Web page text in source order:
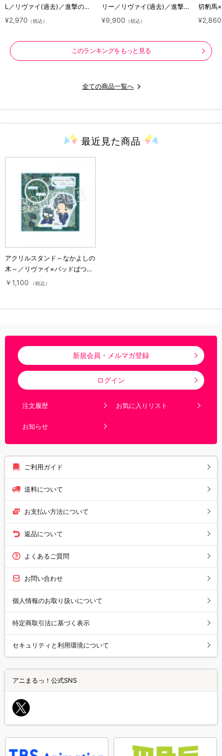
L／リヴァイ(過去)／進撃の巨
人 10 Years Journey
¥2,970 （税込）
リー／リヴァイ(過去)／進撃の
巨人 10 Years Journey
¥9,900 （税込）
切豹馬
ロック
¥2,860
このランキングをもっと見る
全ての商品一覧へ
最近見た商品
アクリルスタンド～なかよしの
木～／リヴァイ×バッドばつ丸
／進撃の巨人×サンリオキャラ
￥1,100 （税込）
新規会員・メルマガ登録
ログイン
注文履歴 お気に入りリスト
お知らせ
ご利用ガイド
送料について
お支払い方法について
返品について
よくあるご質問
お問い合わせ
個人情報のお取り扱いについて
特定商取引法に基づく表示
セキュリティと利用環境について
アニまるっ！公式SNS